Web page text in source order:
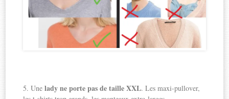
5. Unelady ne porte pas de taille XXL. Les maxi-pullover,